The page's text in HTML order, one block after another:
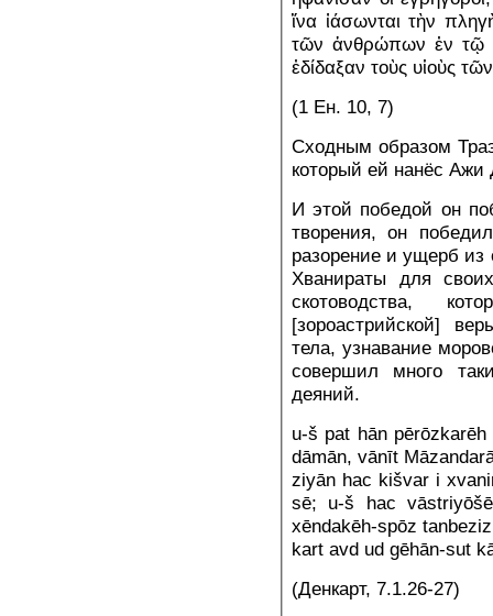
ἵνα ἰάσωνται τὴν
τῶν ἀνθρώπων ἐν τῷ
ἐδίδαξαν τοὺς υἱοὺς
(1 Ен. 10, 7)
Сходным образом
который ей нанёс Ажи
И этой победой он
творения, он
разорение и ущерб из
Хванираты для
скотоводства,
[зороастрийской]
тела, узнавание
совершил много
деяний.
u-š pat hān
dāmān, vānīt
ziyān hac kišvar i
sē; u-š hac
xēndakēh-spōz
kart avd ud gēhān-sut
(Денкарт, 7.1.26-27)